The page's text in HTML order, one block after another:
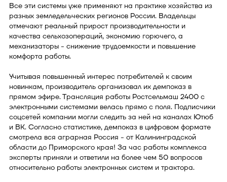
Все эти системы уже применяют на практике хозяйства из
разных земледельческих регионов России. Владельцы
отмечают реальный прирост производительности и
качества сельхозопераций, экономию горючего, а
механизаторы - снижение трудоемкости и повышение
комфорта работы.
Учитывая повышенный интерес потребителей к своим
новинкам, производитель организовал их демпоказ в
прямом эфире. Трансляция работы Ростсельмаш 2400 с
электронными системами велась прямо с поля. Подписчики
соцсетей компании могли следить за ней на каналах Ютюб
и ВК. Согласно статистике, демпоказ в цифровом формате
смотрела вся аграрная Россия - от Калининградской
области до Приморского края! За час работы комплекса
эксперты приняли и ответили на более чем 50 вопросов
относительно работы электронных систем и трактора.